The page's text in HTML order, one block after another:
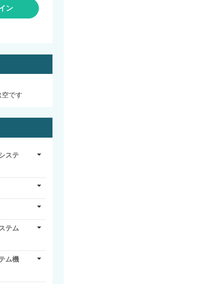
ン
空です
ステ
テム
ム機